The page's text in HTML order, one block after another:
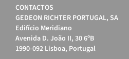
CONTACTOS
GEDEON RICHTER PORTUGAL, SA
Edifício Meridiano
Avenida D. João II, 30 6ºB
1990-092 Lisboa, Portugal